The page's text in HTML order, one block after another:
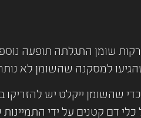
שומן התגלתה תופעה
למסקנה שהשומן לא
שהשומן ייקלט יש